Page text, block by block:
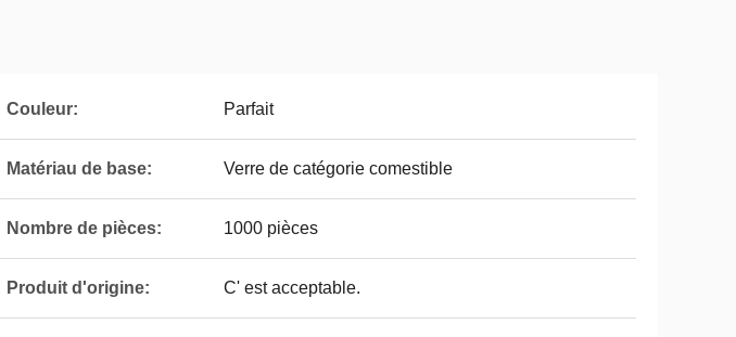
Couleur: Parfait
Matériau de base: Verre de catégorie comestible
Nombre de pièces: 1000 pièces
Produit d'origine: C' est acceptable.